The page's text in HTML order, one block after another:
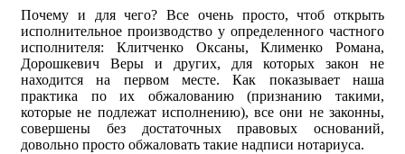
Почему и для чего? Все очень просто, чтоб открыть
исполнительное производство у определенного частного
исполнителя: Клитченко Оксаны, Клименко Романа,
Дорошкевич Веры и других, для которых закон не
находится на первом месте. Как показывает наша
практика по их обжалованию (признанию такими,
которые не подлежат исполнению), все они не законны,
совершены без достаточных правовых оснований,
довольно просто обжаловать такие надписи нотариуса.